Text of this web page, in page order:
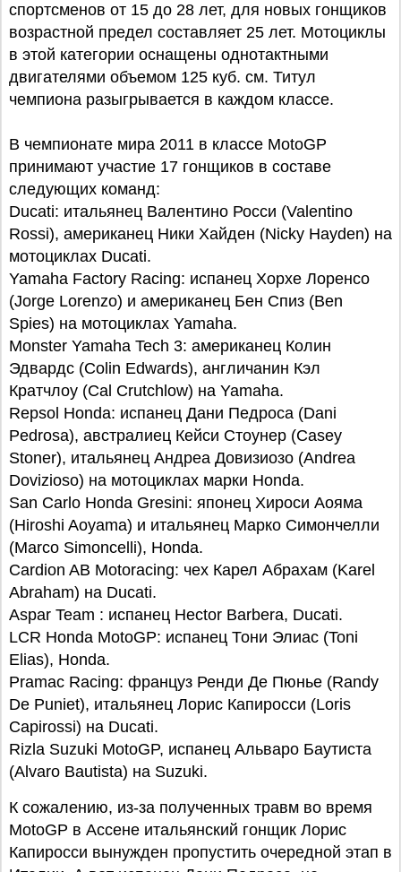
спортсменов от 15 до 28 лет, для новых гонщиков
возрастной предел составляет 25 лет. Мотоциклы
в этой категории оснащены однотактными
двигателями объемом 125 куб. см. Титул
чемпиона разыгрывается в каждом классе.
В чемпионате мира 2011 в классе MotoGP
принимают участие 17 гонщиков в составе
следующих команд:
Ducati: итальянец Валентино Росси (Valentino
Rossi), американец Ники Хайден (Nicky Hayden) на
мотоциклах Ducati.
Yamaha Factory Racing: испанец Хорхе Лоренсо
(Jorge Lorenzo) и американец Бен Спиз (Ben
Spies) на мотоциклах Yamaha.
Monster Yamaha Tech 3: американец Колин
Эдвардс (Colin Edwards), англичанин Кэл
Кратчлоу (Cal Crutchlow) на Yamaha.
Repsol Honda: испанец Дани Педроса (Dani
Pedrosa), австралиец Кейси Стоунер (Casey
Stoner), итальянец Андреа Довизиозо (Andrea
Dovizioso) на мотоциклах марки Honda.
San Carlo Honda Gresini: японец Хироси Аояма
(Hiroshi Aoyama) и итальянец Марко Симончелли
(Marco Simoncelli), Honda.
Cardion AB Motoracing: чех Карел Абрахам (Karel
Abraham) на Ducati.
Aspar Team : испанец Hector Barbera, Ducati.
LCR Honda MotoGP: испанец Тони Элиас (Toni
Elias), Honda.
Pramac Racing: француз Ренди Де Пюнье (Randy
De Puniet), итальянец Лорис Капиросси (Loris
Capirossi) на Ducati.
Rizla Suzuki MotoGP, испанец Альваро Баутиста
(Alvaro Bautista) на Suzuki.
К сожалению, из-за полученных травм во время
MotoGP в Ассене итальянский гонщик Лорис
Капиросси вынужден пропустить очередной этап в